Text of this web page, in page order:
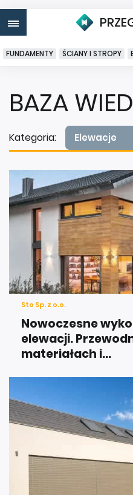
FUNDAMENTY ŚCIANY I STROPY
BAZA
Kategoria: Elewacje
Sto Sp. z o.o.
Nowoczesne
elewacji.
materiałach i...